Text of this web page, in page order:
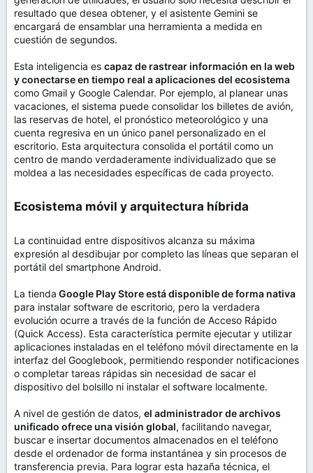
resultado que desea obtener, y el asistente Gemini se
encargará de ensamblar una herramienta a medida en
cuestión de segundos.
Esta inteligencia es capaz de rastrear información en la web
y conectarse en tiempo real a aplicaciones del ecosistema
como Gmail y Google Calendar. Por ejemplo, al planear unas
vacaciones, el sistema puede consolidar los billetes de avión,
las reservas de hotel, el pronóstico meteorológico y una
cuenta regresiva en un único panel personalizado en el
escritorio. Esta arquitectura consolida el portátil como un
centro de mando verdaderamente individualizado que se
moldea a las necesidades específicas de cada proyecto.
Ecosistema móvil y arquitectura híbrida​
La continuidad entre dispositivos alcanza su máxima
expresión al desdibujar por completo las líneas que separan el
portátil del smartphone Android.
La tienda Google Play Store está disponible de forma nativa
para instalar software de escritorio, pero la verdadera
evolución ocurre a través de la función de Acceso Rápido
(Quick Access). Esta característica permite ejecutar y utilizar
aplicaciones instaladas en el teléfono móvil directamente en la
interfaz del Googlebook, permitiendo responder notificaciones
o completar tareas rápidas sin necesidad de sacar el
dispositivo del bolsillo ni instalar el software localmente.
A nivel de gestión de datos, el administrador de archivos
unificado ofrece una visión global, facilitando navegar,
buscar e insertar documentos almacenados en el teléfono
desde el ordenador de forma instantánea y sin procesos de
transferencia previa. Para lograr esta hazaña técnica, el